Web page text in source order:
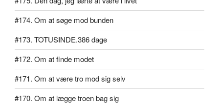
#174. Om at søge mod bunden
#173. TOTUSINDE.386 dage
#172. Om at finde modet
#171. Om at være tro mod sig selv
#170. Om at lægge troen bag sig